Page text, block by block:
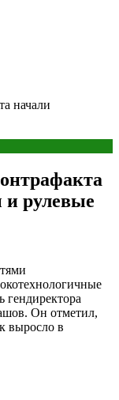
начали
и рулевые
гендиректора
Он отметил,
выросло в